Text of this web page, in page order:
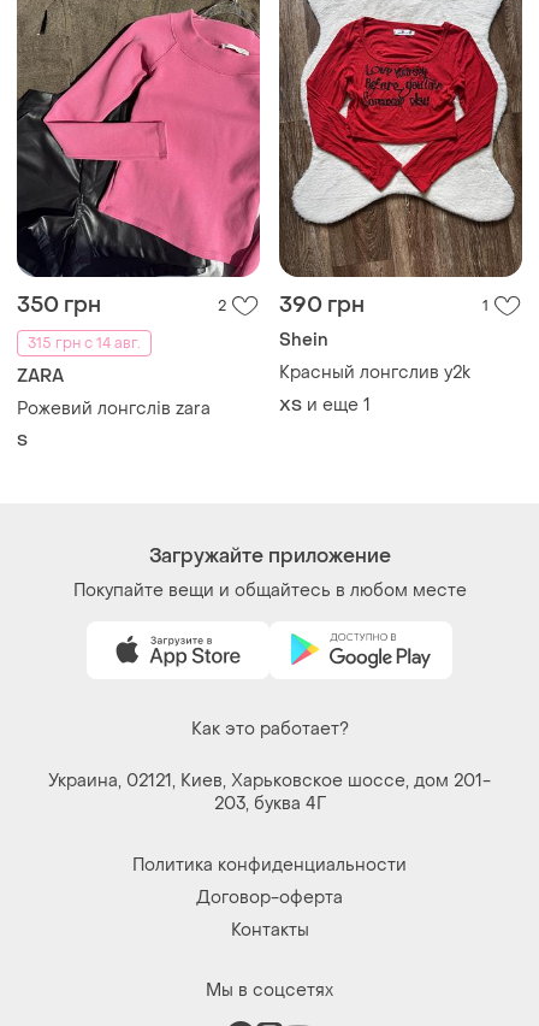
350 грн
2
315 грн с 14 авг.
ZARA
Рожевий лонгслів zara
S
390 грн 1
Shein
Красный лонгслив y2k
ХS и еще 1
Загружайте приложение
Покупайте вещи и общайтесь в любом месте
Как это работает?
Украина, 02121, Киев, Харьковское шоссе, дом 201-
203, буква 4Г
Политика конфиденциальности
Договор-оферта
Контакты
Мы в соцсетях